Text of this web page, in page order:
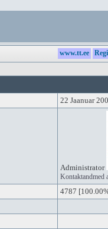
www.tt.ee
22 Jaanuar
Administrator
Kontaktandmed
4787